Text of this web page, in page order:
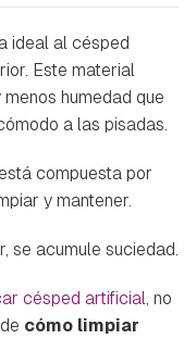
ideal al césped
Este material
humedad que
a las pisadas.
compuesta por
y mantener.
se acumule suciedad.
césped artificial, no
cómo limpiar